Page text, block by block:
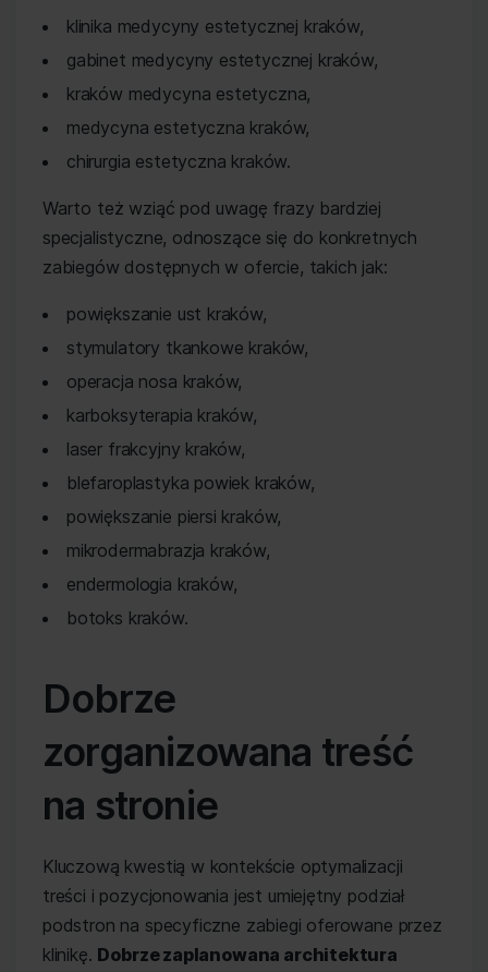
klinika medycyny estetycznej kraków,
gabinet medycyny estetycznej kraków,
kraków medycyna estetyczna,
medycyna estetyczna kraków,
chirurgia estetyczna kraków.
Warto też wziąć pod uwagę frazy bardziej
specjalistyczne, odnoszące się do konkretnych
zabiegów dostępnych w ofercie, takich jak:
powiększanie ust kraków,
stymulatory tkankowe kraków,
operacja nosa kraków,
karboksyterapia kraków,
laser frakcyjny kraków,
blefaroplastyka powiek kraków,
powiększanie piersi kraków,
mikrodermabrazja kraków,
endermologia kraków,
botoks kraków.
Dobrze
zorganizowana treść
na stronie
Kluczową kwestią w kontekście optymalizacji
treści i pozycjonowania jest umiejętny podział
podstron na specyficzne zabiegi oferowane przez
klinikę. Dobrze zaplanowana architektura